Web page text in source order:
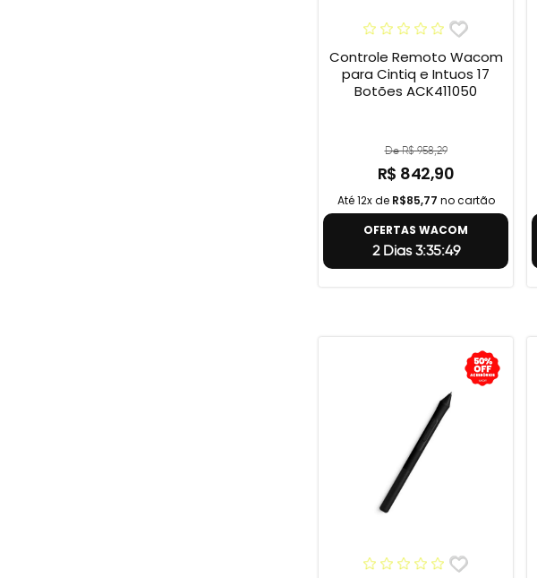
Controle Remoto Wacom
para Cintiq e Intuos 17
Botões ACK411050
De R$ 958,29
R$ 842,90
Até 12x de R$85,77 no cartão
OFERTAS WACOM
2 Dias 3:35:48